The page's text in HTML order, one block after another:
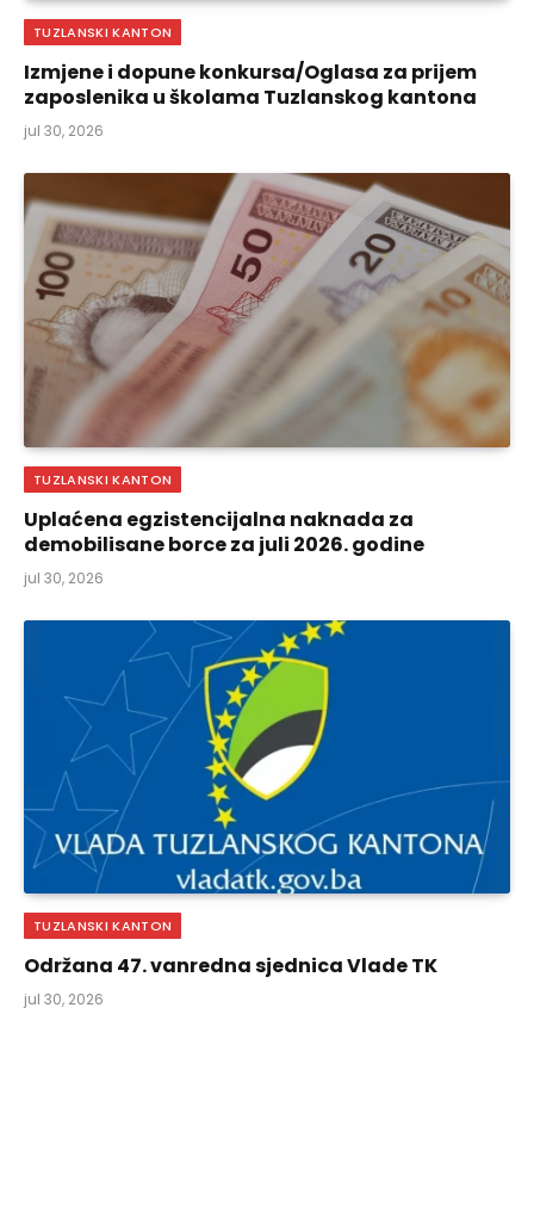
TUZLANSKI KANTON
Izmjene i dopune konkursa/Oglasa za prijem
zaposlenika u školama Tuzlanskog kantona
jul 30, 2026
TUZLANSKI KANTON
Uplaćena egzistencijalna naknada za
demobilisane borce za juli 2026. godine
jul 30, 2026
TUZLANSKI KANTON
Održana 47. vanredna sjednica Vlade TK
jul 30, 2026